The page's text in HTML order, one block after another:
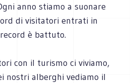
anno stiamo a suonare
di visitatori entrati in
è battuto.
con il turismo ci viviamo,
nostri alberghi vediamo il